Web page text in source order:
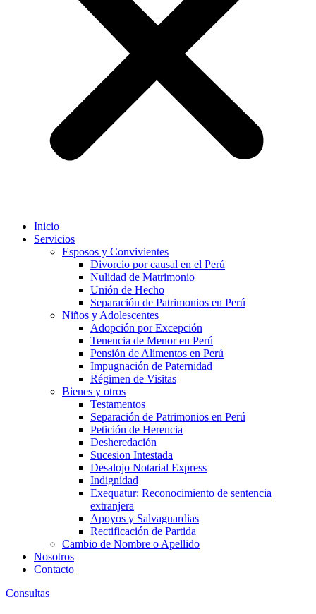
Inicio
Servicios
Esposos y Convivientes
Divorcio por causal en el Perú
Nulidad de Matrimonio
Unión de Hecho
Separación de Patrimonios en Perú
Niños y Adolescentes
Adopción por Excepción
Tenencia de Menor en Perú
Pensión de Alimentos en Perú
Impugnación de Paternidad
Régimen de Visitas
Bienes y otros
Testamentos
Separación de Patrimonios en Perú
Petición de Herencia
Desheredación
Sucesion Intestada
Desalojo Notarial Express
Indignidad
Exequatur: Reconocimiento de sentencia
extranjera
Apoyos y Salvaguardias
Rectificación de Partida
Cambio de Nombre o Apellido
Nosotros
Contacto
Consultas